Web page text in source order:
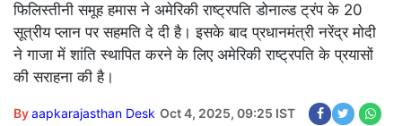
फिलिस्तीनी समूह हमास ने अमेरिकी राष्ट्रपति डोनाल्ड ट्रंप के 20
सूत्रीय प्लान पर सहमति दे दी है। इसके बाद प्रधानमंत्री नरेंद्र मोदी
ने गाजा में शांति स्थापित करने के लिए अमेरिकी राष्ट्रपति के प्रयासों
की सराहना की है।
Byaapkarajasthan Desk Oct 4, 2025, 09:25 IST